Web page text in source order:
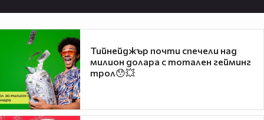
Тийнейджър почти спечели над
милион долара с тотален гейминг
трол😯💥